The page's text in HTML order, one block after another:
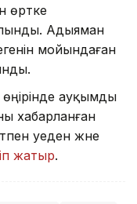
өртке
Адыяман
мойындаған
ауқымды
хабарланған
әуеден және
жатыр.